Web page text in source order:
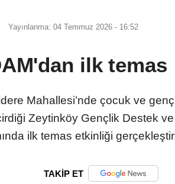
Yayınlanma: 04 Temmuz 2026 - 16:52
ilk temas
Mahallesi’nde çocuk ve
Zeytinköy Gençlik Destek ve
ilk temas etkinliği
TAKİP ET